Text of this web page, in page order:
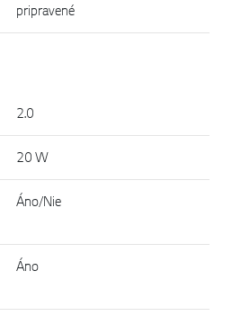
pripravené
2.0
20 W
Áno/Nie
Áno